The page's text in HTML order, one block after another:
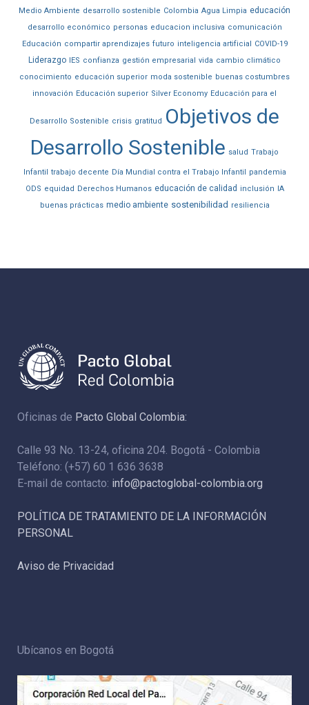
Medio Ambiente desarrollo sostenible Colombia Agua Limpia educación
desarrollo económico personas educacion inclusiva comunicación
Educación compartir aprendizajes futuro inteligencia artificial COVID-19
Liderazgo IES confianza gestión empresarial vida cambio climático
conocimiento educación superior moda sostenible buenas costumbres
innovación Educación superior Silver Economy Educación para el
Desarrollo Sostenible crisis gratitud
Objetivos de
Desarrollo Sostenible salud Trabajo
Infantil trabajo decente Día Mundial contra el Trabajo Infantil
pandemia
ODS equidad Derechos Humanos educación de calidad inclusión
IA
buenas prácticas medio ambiente sostenibilidad resiliencia
Oficinas de Pacto Global Colombia:
Calle 93 No. 13-24, oficina 204. Bogotá - Colombia
Teléfono: (+57) 60 1 636 3638
E-mail de contacto: info@pactoglobal-colombia.org
POLÍTICA DE TRATAMIENTO DE LA INFORMACIÓN
PERSONAL
Aviso de Privacidad
Ubícanos en Bogotá